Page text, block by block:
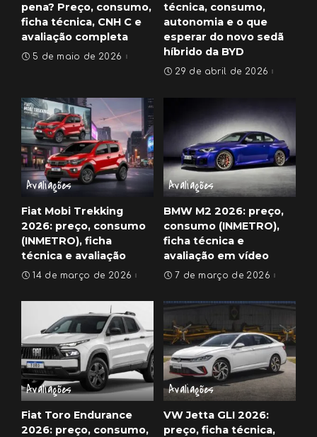
pena? Preço, consumo,
ficha técnica, CNH C e
avaliação completa
5 de maio de 2026
técnica, consumo,
autonomia e o que
esperar do novo sedã
híbrido da BYD
29 de abril de 2026
Avaliações
Fiat Mobi Trekking
2026: preço, consumo
(INMETRO), ficha
técnica e avaliação
14 de março de 2026
Avaliações
BMW M2 2026: preço,
consumo (INMETRO),
ficha técnica e
avaliação em vídeo
7 de março de 2026
Avaliações
Fiat Toro Endurance
2026: preço, consumo,
Avaliações
VW Jetta GLI 2026:
preço, ficha técnica,